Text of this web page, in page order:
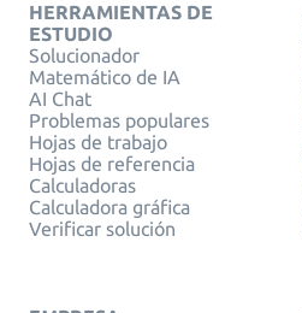
HERRAMIENTAS DE
ESTUDIO
Solucionador
Matemático de IA
AI Chat
Problemas populares
Hojas de trabajo
Hojas de referencia
Calculadoras
Calculadora gráfica
Verificar solución